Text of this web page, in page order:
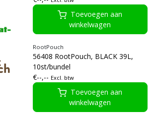
Toevoegen aan
winkelwagen
RootPouch
56408 RootPouch, BLACK 39L,
10st/bundel
€--,-- Excl. btw
Toevoegen aan
winkelwagen